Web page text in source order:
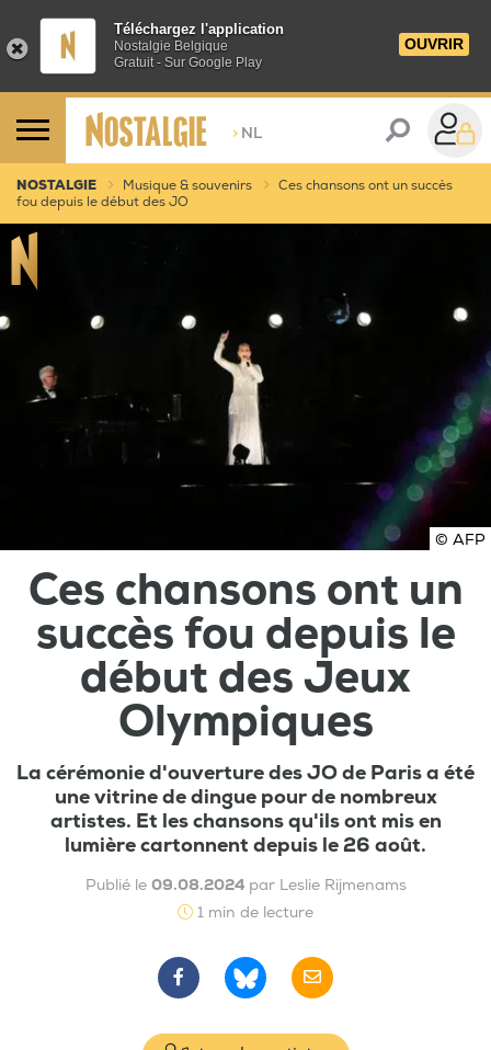
Téléchargez l'application
Nostalgie Belgique
Gratuit - Sur Google Play
OUVRIR
> NL
NOSTALGIE Musique & souvenirs
Ces chansons ont un succès
fou depuis le début des JO
© AFP
Ces chansons ont un
succès fou depuis le
début des Jeux
Olympiques
La cérémonie d'ouverture des JO de Paris a été
une vitrine de dingue pour de nombreux
artistes. Et les chansons qu'ils ont mis en
lumière cartonnent depuis le 26 août.
Publié le 09.08.2024 par Leslie Rijmenams
1 min de lecture